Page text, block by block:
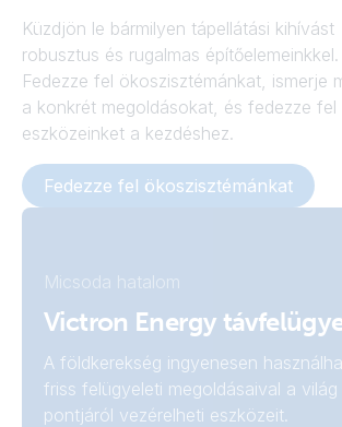
Küzdjön le bármilyen tápellátási kihívást
robusztus és rugalmas építőelemeinkkel.
Fedezze fel ökoszisztémánkat, ismerje
a konkrét megoldásokat, és fedezze fel
eszközeinket a kezdéshez.
Fedezze fel ökoszisztémánkat
Micsoda hatalom
Victron Energy
A földkerekség ingyenesen
friss felügyeleti megoldásaival a világ
pontjáról vezérelheti eszközeit.